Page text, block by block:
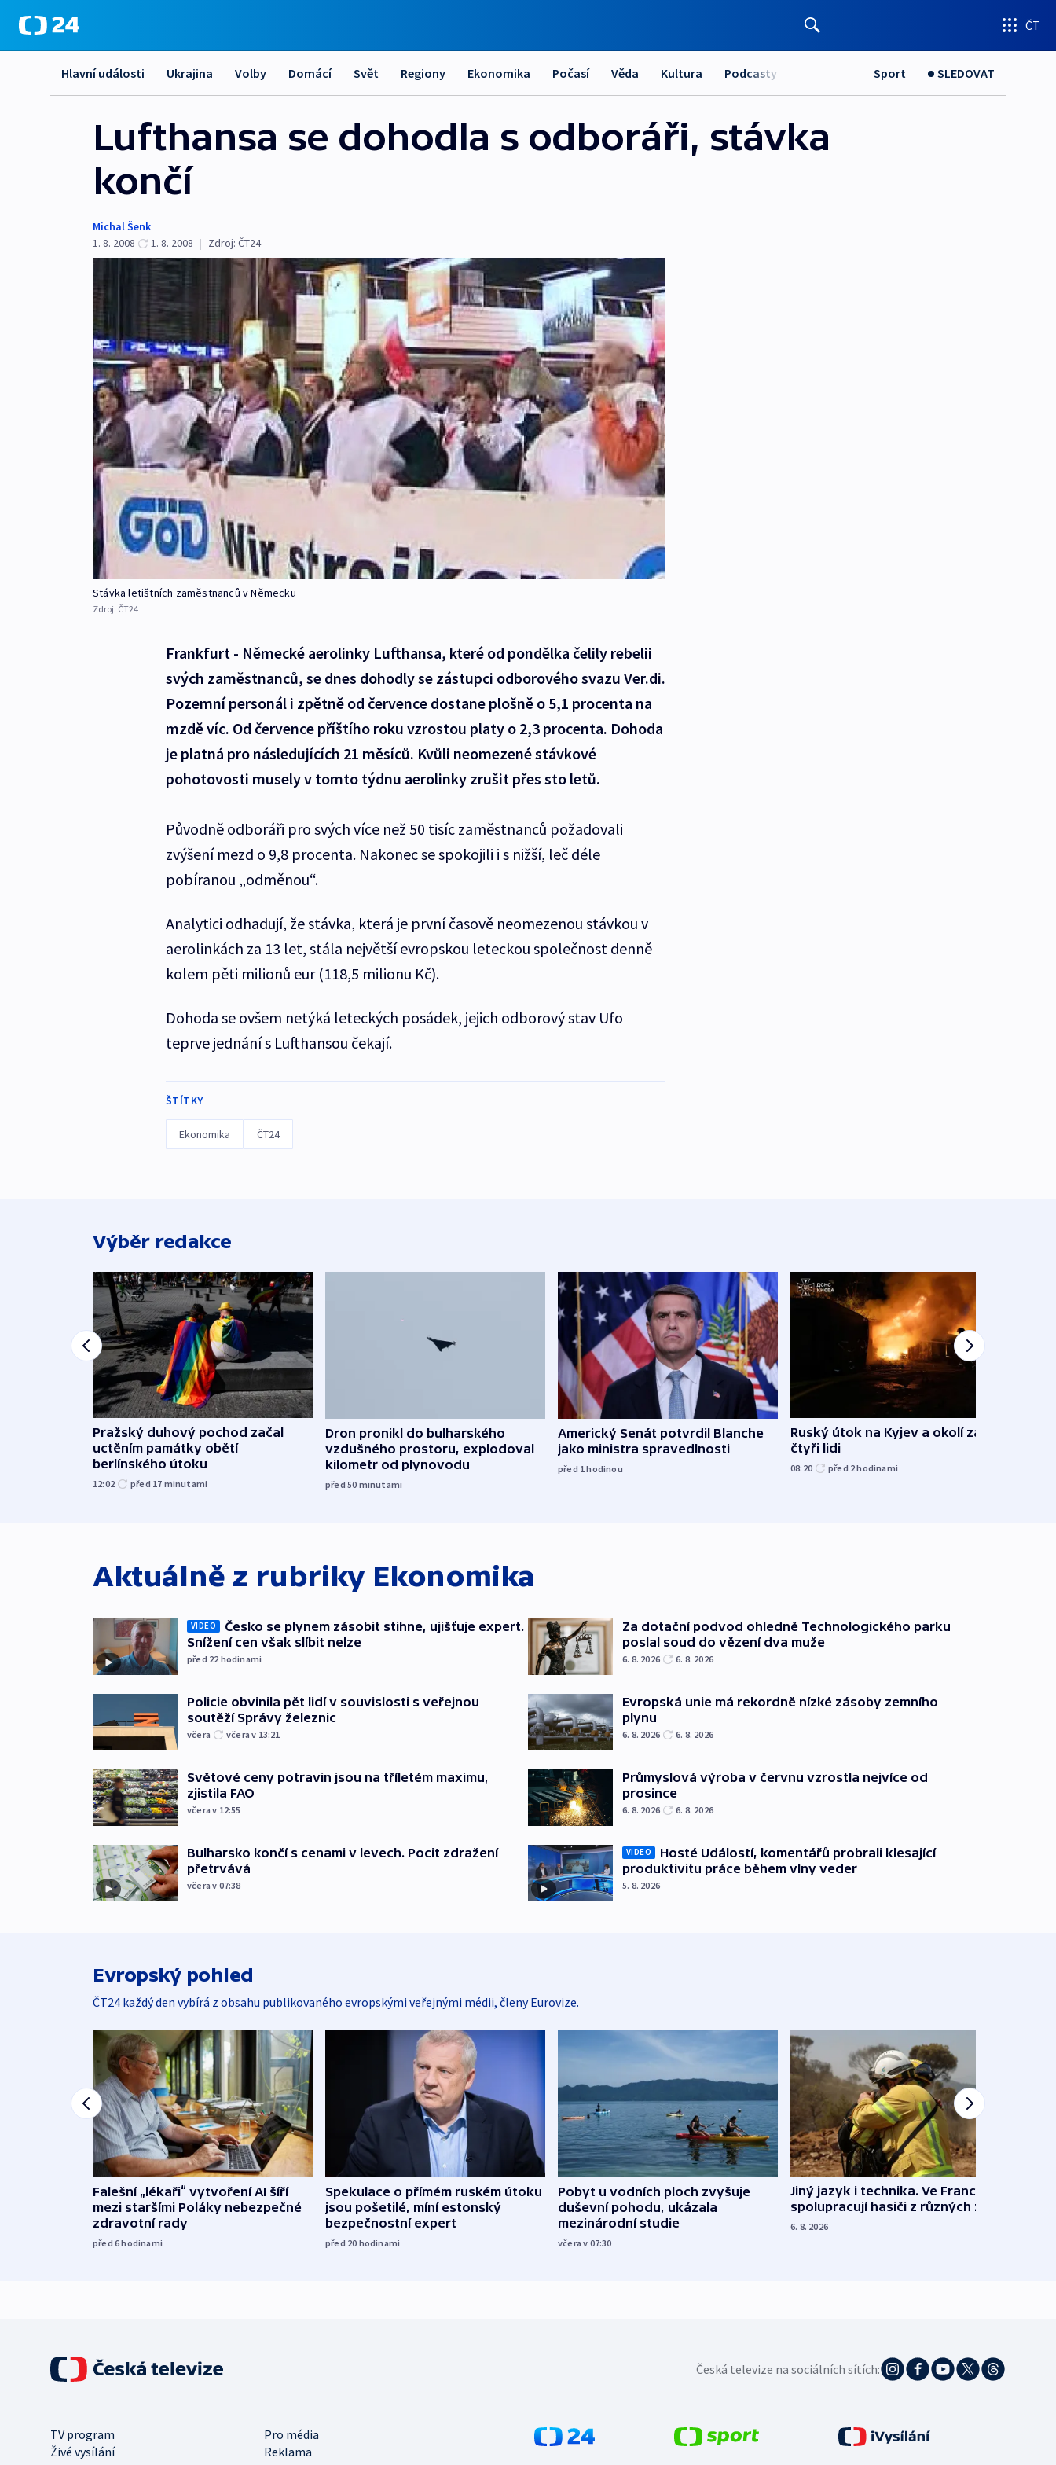
ČT
Hlavní události Ukrajina Volby Domácí Svět Regiony Ekonomika Počasí Věda Kultura Podcasty Sport SLEDOVAT
Lufthansa se dohodla s odboráři, stávka
končí
Michal Šenk
1. 8. 2008
1. 8. 2008 | Zdroj: ČT24
Stávka letištních zaměstnanců v Německu
Zdroj: ČT24
Frankfurt - Německé aerolinky Lufthansa, které od pondělka čelily rebelii
svých zaměstnanců, se dnes dohodly se zástupci odborového svazu Ver.di.
Pozemní personál i zpětně od července dostane plošně o 5,1 procenta na
mzdě víc. Od července příštího roku vzrostou platy o 2,3 procenta. Dohoda
je platná pro následujících 21 měsíců. Kvůli neomezené stávkové
pohotovosti musely v tomto týdnu aerolinky zrušit přes sto letů.
Původně odboráři pro svých více než 50 tisíc zaměstnanců požadovali
zvýšení mezd o 9,8 procenta. Nakonec se spokojili i s nižší, leč déle
pobíranou „odměnou“.
Analytici odhadují, že stávka, která je první časově neomezenou stávkou v
aerolinkách za 13 let, stála největší evropskou leteckou společnost denně
kolem pěti milionů eur (118,5 milionu Kč).
Dohoda se ovšem netýká leteckých posádek, jejich odborový stav Ufo
teprve jednání s Lufthansou čekají.
ŠTÍTKY
Ekonomika ČT24
Výběr redakce
Pražský duhový pochod začal
uctěním památky obětí
berlínského útoku
12:02 před 17 minutami
Dron pronikl do bulharského
vzdušného prostoru, explodoval
kilometr od plynovodu
před 50 minutami
Americký Senát potvrdil Blanche
jako ministra spravedlnosti
před 1hodinou
Ruský útok na Kyjev a okolí zabil
čtyři lidi
08:20 před 2hodinami
Aktuálně z rubriky Ekonomika
VIDEO
Česko se plynem zásobit stihne, ujišťuje expert.
Snížení cen však slíbit nelze
před 22 hodinami
Policie obvinila pět lidí v souvislosti s veřejnou
soutěží Správy železnic
včera včera v 13:21
Světové ceny potravin jsou na tříletém maximu,
zjistila FAO
včera v 12:55
Bulharsko končí s cenami v levech. Pocit zdražení
přetrvává
včera v 07:38
Za dotační podvod ohledně Technologického parku
poslal soud do vězení dva muže
6. 8. 2026 6. 8. 2026
Evropská unie má rekordně nízké zásoby zemního
plynu
6. 8. 2026 6. 8. 2026
Průmyslová výroba v červnu vzrostla nejvíce od
prosince
6. 8. 2026 6. 8. 2026
VIDEO
Hosté Událostí, komentářů probrali klesající
produktivitu práce během vlny veder
5. 8. 2026
Evropský pohled
ČT24 každý den vybírá z obsahu publikovaného evropskými veřejnými médii, členy Eurovize.
Falešní „lékaři“ vytvoření AI šíří
mezi staršími Poláky nebezpečné
zdravotní rady
před 6hodinami
Spekulace o přímém ruském útoku
jsou pošetilé, míní estonský
bezpečnostní expert
před 20 hodinami
Pobyt u vodních ploch zvyšuje
duševní pohodu, ukázala
mezinárodní studie
včera v 07:30
Jiný jazyk i technika. Ve Francii
spolupracují hasiči z různých zemí
6. 8. 2026
Česká televize na sociálních sítích:
TV program
Pro média
Živé vysílání
Reklama